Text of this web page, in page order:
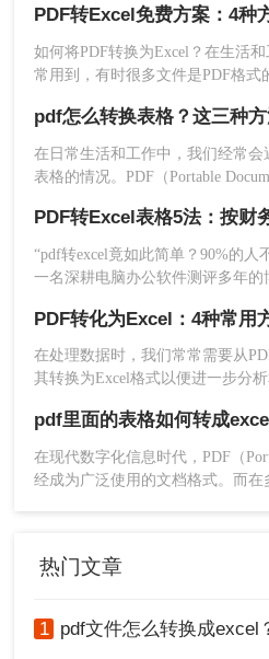
(https://pdftoword.55.la/)下
2、上传要转换的图片，如
直接添加文件夹从而批量转
需求设置一些条件，然后再
的朋友一起来学习吧。下面来分享
如何将PDF转换为Excel？​在生活
常用到，有时很多文件是PDF格式
pdf怎么转换表格？这三种方
在日常生活和工作中，我们经常会
表格的情况。PDF（Portable
然而，PDF文件不易编辑的特性也
需要将PDF中的数据提取为表格时
作。那么pdf怎么转换表格呢？本
格的方法，并详细阐述其步骤。
“pdf转excel竟如此简单？90%的人
一名深耕电脑办公软件测评多年的
验，揭秘几种超实用方法，助你
在处理数据时，我们常常需要从
其转换为Excel格式以便进一步分
在现代数字化信息时代，PDF（
经成为广泛使用的文档格式。而
热门文章
1 pdf文件怎么转换成excel？